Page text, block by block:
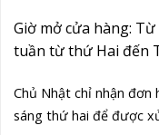
Giờ mở cửa hàng:
tuần từ thứ Hai đến
Chủ Nhật chỉ nhận đơn
sáng thứ hai để được